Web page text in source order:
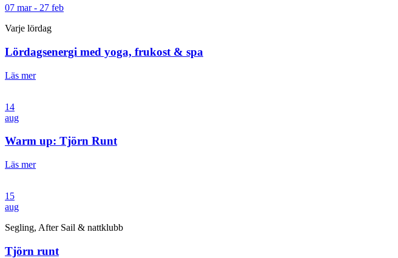
07 mar - 27 feb
Varje lördag
Lördagsenergi med yoga, frukost & spa
Läs mer
14
aug
Warm up: Tjörn Runt
Läs mer
15
aug
Segling, After Sail & nattklubb
Tjörn runt